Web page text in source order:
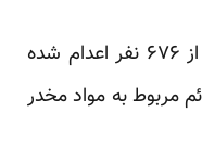
بر اساس آمار بیش از ۸۰ در صد از ۶۷۶ نفر اعدام شده
اتهام جرائم مربوط به مواد مخدر